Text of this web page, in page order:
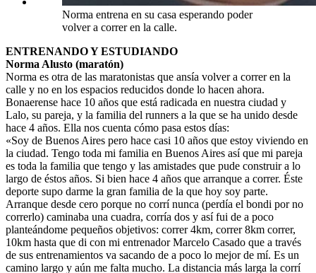
Norma entrena en su casa esperando poder
volver a correr en la calle.
ENTRENANDO Y ESTUDIANDO
Norma Alusto (maratón)
Norma es otra de las maratonistas que ansía volver a correr en la
calle y no en los espacios reducidos donde lo hacen ahora.
Bonaerense hace 10 años que está radicada en nuestra ciudad y
Lalo, su pareja, y la familia del runners a la que se ha unido desde
hace 4 años. Ella nos cuenta cómo pasa estos días:
«Soy de Buenos Aires pero hace casi 10 años que estoy viviendo en
la ciudad. Tengo toda mi familia en Buenos Aires así que mi pareja
es toda la familia que tengo y las amistades que pude construir a lo
largo de éstos años. Si bien hace 4 años que arranque a correr. Éste
deporte supo darme la gran familia de la que hoy soy parte.
Arranque desde cero porque no corrí nunca (perdía el bondi por no
correrlo) caminaba una cuadra, corría dos y así fui de a poco
planteándome pequeños objetivos: correr 4km, correr 8km correr,
10km hasta que di con mi entrenador Marcelo Casado que a través
de sus entrenamientos va sacando de a poco lo mejor de mí. Es un
camino largo y aún me falta mucho. La distancia más larga la corrí